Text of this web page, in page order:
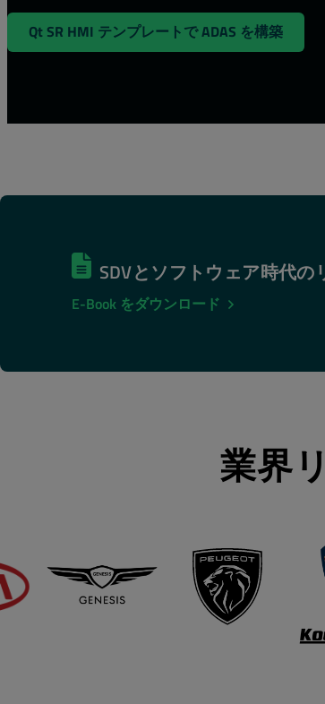
By submitting the form, you agree
communications related to your
Qt SR HMI テンプレートで ADAS を構築
SDVとソフトウェア時代の
E-Book をダウンロード
業界